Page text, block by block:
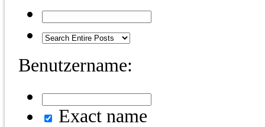
Benutzername:
Exact name